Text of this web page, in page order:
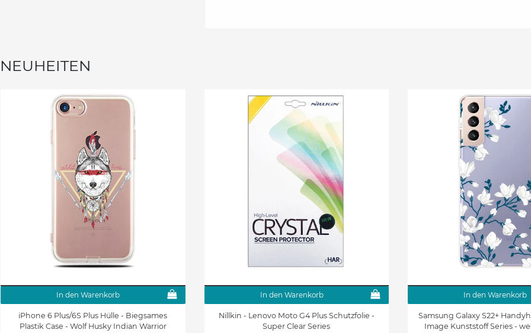
NEUHEITEN
In den Warenkorb
iPhone 6 Plus/6S Plus Hülle - Biegsames
Plastik Case - Wolf Husky Indian Warrior
In den Warenkorb
Nillkin - Lenovo Moto G4 Plus Schutzfolie -
Super Clear Series
In den Warenkorb
Samsung Galaxy S22+
Image Kunststoff Series -